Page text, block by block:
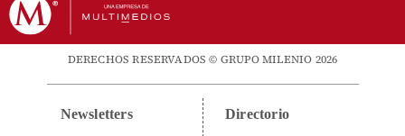
DERECHOS RESERVADOS © GRUPO MILENIO 2026
Newsletters Directorio